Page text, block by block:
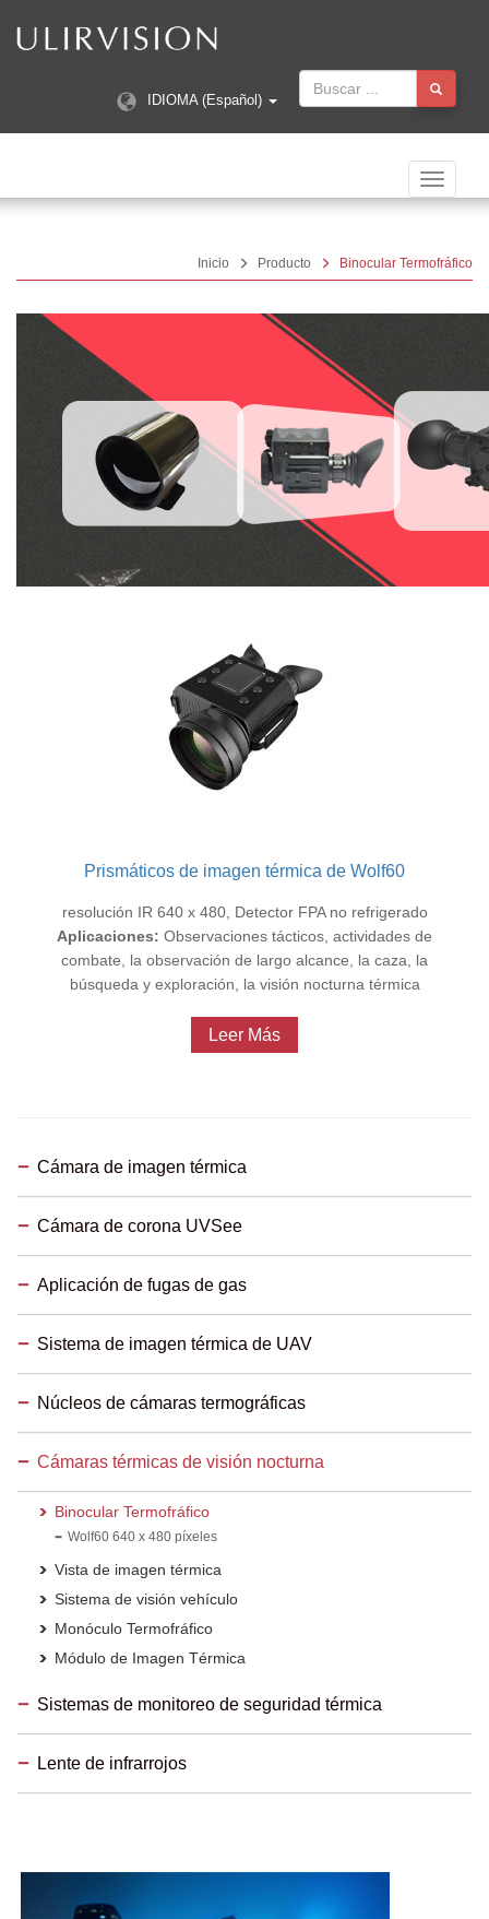
IDIOMA (Español)
Toggle
Inicio Producto Binocular Termofráfico
Prismáticos de imagen térmica de Wolf60
resolución IR 640 x 480, Detector FPA no refrigerado
Aplicaciones: Observaciones tácticos, actividades de
combate, la observación de largo alcance, la caza, la
búsqueda y exploración, la visión nocturna térmica
Leer Más
Cámara de imagen térmica
Cámara de corona UVSee
Aplicación de fugas de gas
Sistema de imagen térmica de UAV
Núcleos de cámaras termográficas
Cámaras térmicas de visión nocturna
Binocular Termofráfico
Wolf60 640 x 480 píxeles
Vista de imagen térmica
Sistema de visión vehículo
Monóculo Termofráfico
Módulo de Imagen Térmica
Sistemas de monitoreo de seguridad térmica
Lente de infrarrojos